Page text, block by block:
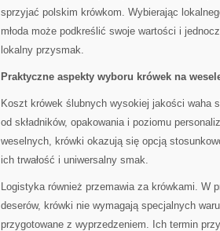
sprzyjać polskim krówkom. Wybierając
młoda może podkreślić swoje wartości i
lokalny przysmak.
Praktyczne aspekty wyboru krówek na
Koszt krówek ślubnych wysokiej jakości waha
od składników, opakowania i poziomu
weselnych, krówki okazują się opcją
ich trwałość i uniwersalny smak.
Logistyka również przemawia za krówkami. W
deserów, krówki nie wymagają specjalnych
przygotowane z wyprzedzeniem. Ich termin